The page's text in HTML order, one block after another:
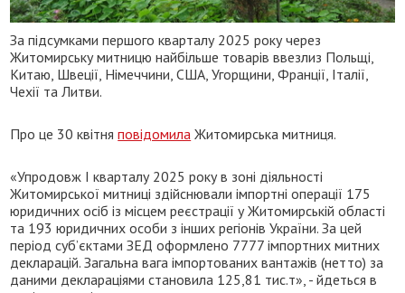
За підсумками першого кварталу 2025 року через
Житомирську митницю найбільше товарів ввезлиз Польщі,
Китаю, Швеції, Німеччини, США, Угорщини, Франції, Італії,
Чехії та Литви.
Про це 30 квітняповідомила Житомирська митниця.
«Упродовж І кварталу 2025 року в зоні діяльності
Житомирської митниці здійснювали імпортні операції 175
юридичних осіб із місцем реєстрації у Житомирській області
та 193 юридичних особи з інших регіонів України. За цей
період суб’єктами ЗЕД оформлено 7777 імпортних митних
декларацій. Загальна вага імпортованих вантажів (нетто) за
даними деклараціями становила 125,81 тис.т», - йдеться в